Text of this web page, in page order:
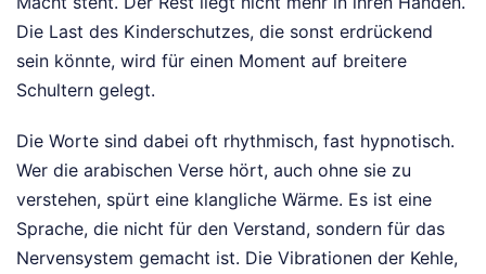
Die Last des Kinderschutzes, die sonst erdrückend
sein könnte, wird für einen Moment auf breitere
Schultern gelegt.
Die Worte sind dabei oft rhythmisch, fast hypnotisch.
Wer die arabischen Verse hört, auch ohne sie zu
verstehen, spürt eine klangliche Wärme. Es ist eine
Sprache, die nicht für den Verstand, sondern für das
Nervensystem gemacht ist. Die Vibrationen der Kehle,